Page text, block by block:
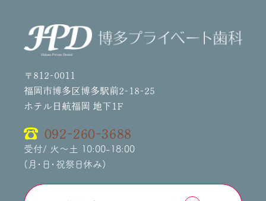
〒812-0011
福岡市博多区博多駅前2-18-25
ホテル日航福岡 地下1F
092-260-3688
受付/ 火～土 10:00-18:00
(月・日・祝祭日休み)